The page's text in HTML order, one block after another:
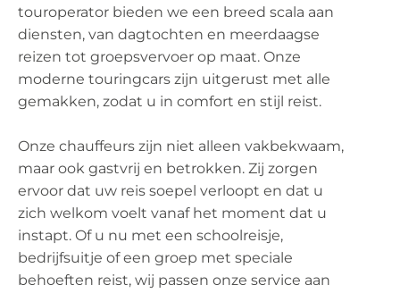
touroperator bieden we een breed scala aan
diensten, van dagtochten en meerdaagse
reizen tot groepsvervoer op maat. Onze
moderne touringcars zijn uitgerust met alle
gemakken, zodat u in comfort en stijl reist.
Onze chauffeurs zijn niet alleen vakbekwaam,
maar ook gastvrij en betrokken. Zij zorgen
ervoor dat uw reis soepel verloopt en dat u
zich welkom voelt vanaf het moment dat u
instapt. Of u nu met een schoolreisje,
bedrijfsuitje of een groep met speciale
behoeften reist, wij passen onze service aan